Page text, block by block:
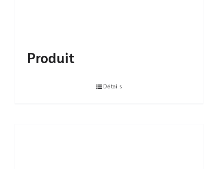
Produit
Détails